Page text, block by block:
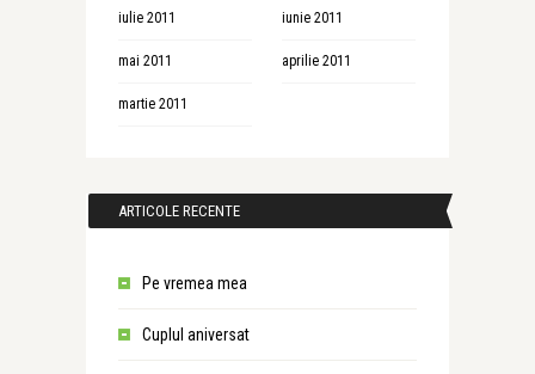
iulie 2011 iunie 2011
mai 2011 aprilie 2011
martie 2011
ARTICOLE RECENTE
Pe vremea mea
Cuplul aniversat